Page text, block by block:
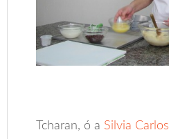
Tcharan, ó a Silvia Carlos